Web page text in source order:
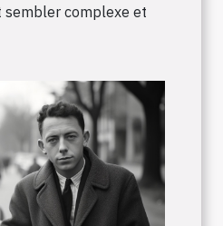
sembler complexe et